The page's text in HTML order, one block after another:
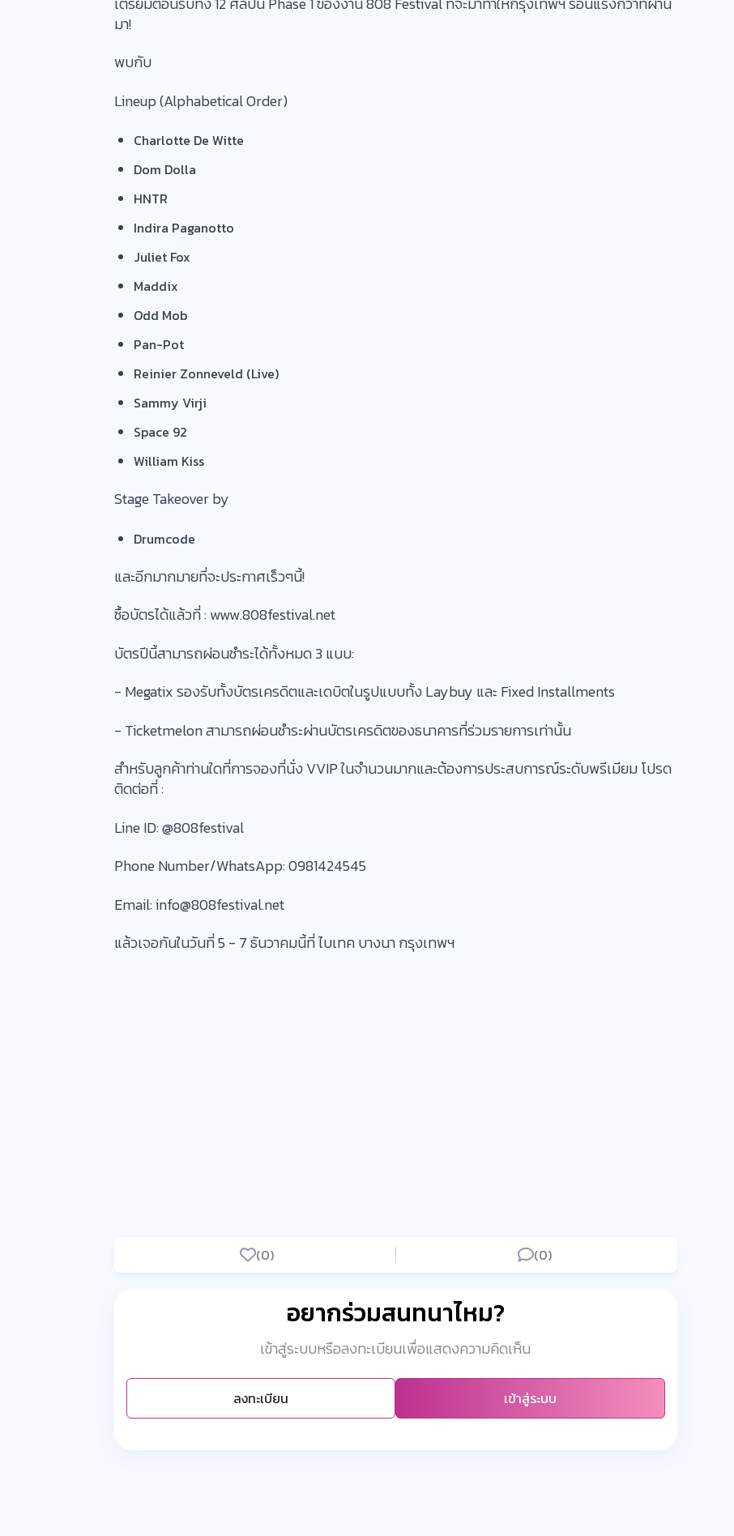
มา!
พบกับ
Lineup (Alphabetical Order)
Charlotte De Witte
Dom Dolla
HNTR
Indira Paganotto
Juliet Fox
Maddix
Odd Mob
Pan-Pot
Reinier Zonneveld (Live)
Sammy Virji
Space 92
William Kiss
Stage Takeover by
Drumcode
และอีกมากมายที่จะประกาศเร็วๆนี้!
ซื้อบัตรได้แล้วที่ : www.808festival.net
บัตรปีนี้สามารถผ่อนชำระได้ทั้งหมด 3 แบบ:
- Megatix รองรับทั้งบัตรเครดิตและเดบิตในรูปแบบทั้ง Laybuy และ Fixed Installments
- Ticketmelon สามารถผ่อนชำระผ่านบัตรเครดิตของธนาคารที่ร่วมรายการเท่านั้น
สำหรับลูกค้าท่านใดที่การจองที่นั่ง VVIP ในจำนวนมากและต้องการประสบการณ์ระดับพรีเมียม โปรด
ติดต่อที่ :
Line ID: @‌808festival
Phone Number/WhatsApp: 0981424545
Email: info@808festival.net
แล้วเจอกันในวันที่ 5 -​ 7 ธันวาคมนี้ที่ ไบเทค บางนา กรุงเทพฯ
(0) (0)
อยากร่วมสนทนาไหม?
เข้าสู่ระบบหรือลงทะเบียนเพื่อแสดงความคิดเห็น
ลงทะเบียน เข้าสู่ระบบ